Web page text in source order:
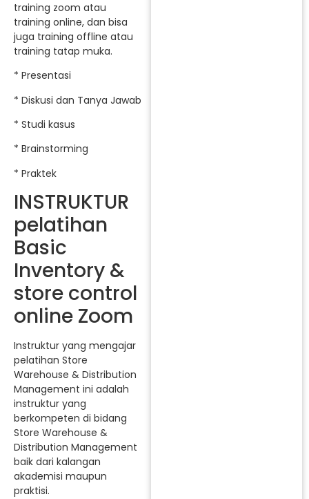
training zoom atau
training online, dan bisa
juga training offline atau
training tatap muka.
* Presentasi
* Diskusi dan Tanya Jawab
* Studi kasus
* Brainstorming
* Praktek
INSTRUKTUR
pelatihan
Basic
Inventory &
store control
online Zoom
Instruktur yang mengajar
pelatihan Store
Warehouse & Distribution
Management ini adalah
instruktur yang
berkompeten di bidang
Store Warehouse &
Distribution Management
baik dari kalangan
akademisi maupun
praktisi.